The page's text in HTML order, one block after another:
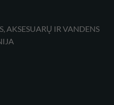
AKSESUARŲ IR VANDENS